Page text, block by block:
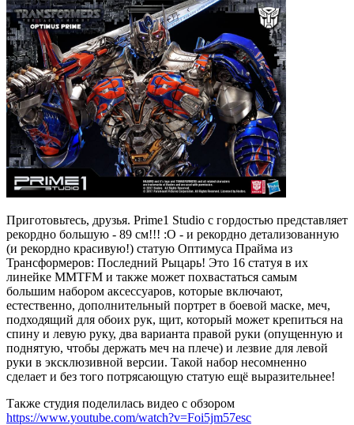
Приготовьтесь, друзья. Prime1 Studio с гордостью представляет
рекордно большую - 89 см!!! :O - и рекордно детализованную
(и рекордно красивую!) статую Оптимуса Прайма из
Трансформеров: Последний Рыцарь! Это 16 статуя в их
линейке MMTFM и также может похвастаться самым
большим набором аксессуаров, которые включают,
естественно, дополнительный портрет в боевой маске, меч,
подходящий для обоих рук, щит, который может крепиться на
спину и левую руку, два варианта правой руки (опущенную и
поднятую, чтобы держать меч на плече) и лезвие для левой
руки в эксклюзивной версии. Такой набор несомненно
сделает и без того потрясающую статую ещё выразительнее!
Также студия поделилась видео с обзором
https://www.youtube.com/watch?v=Foi5jm57esc